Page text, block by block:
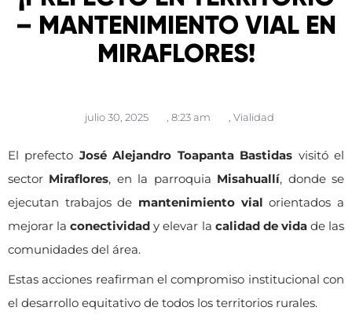
– MANTENIMIENTO VIAL EN
MIRAFLORES!
julio 30, 2025 , 8:23 am , Vialidad
El prefecto José Alejandro Toapanta Bastidas visitó el
sector Miraflores, en la parroquia Misahuallí, donde se
ejecutan trabajos de mantenimiento vial
orientados a
mejorar laconectividad y elevar la calidad de vidade las
comunidades del área.
Estas acciones reafirman el compromiso institucional con
el desarrollo equitativo de todos los territorios rurales.